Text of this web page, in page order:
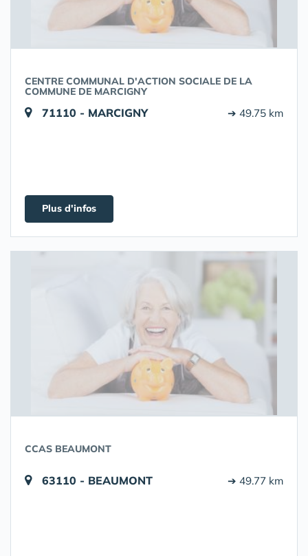
CENTRE COMMUNAL D'ACTION SOCIALE DE LA
COMMUNE DE MARCIGNY
71110 - MARCIGNY ➔ 49.75 km
Plus d'infos
CCAS BEAUMONT
63110 - BEAUMONT ➔ 49.77 km